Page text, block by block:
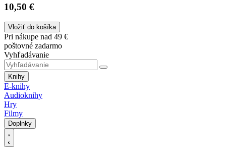
10,50 €
Vložiť do košíka
Pri nákupe nad 49 €
poštovné zadarmo
Vyhľadávanie
Knihy
E-knihy
Audioknihy
Hry
Filmy
Doplnky